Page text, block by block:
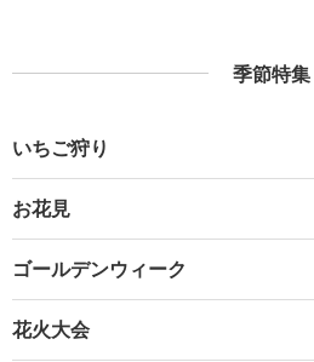
季節特集
いちご狩り
お花見
ゴールデンウィーク
花火大会